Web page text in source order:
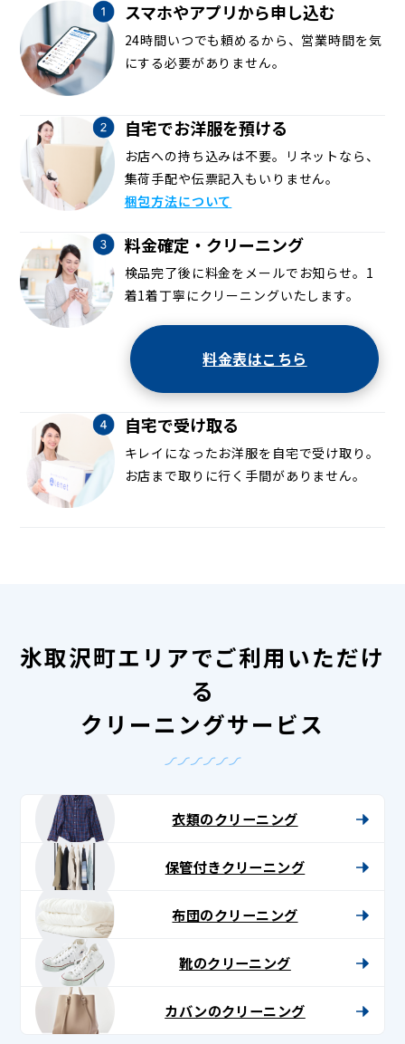
スマホやアプリから申し込む
24時間いつでも頼めるから、営業時間を気
にする必要がありません。
自宅でお洋服を預ける
お店への持ち込みは不要。リネットなら、
集荷手配や伝票記入もいりません。
梱包方法について
料金確定・クリーニング
検品完了後に料金をメールでお知らせ。1
着1着丁寧にクリーニングいたします。
料金表はこちら
自宅で受け取る
キレイになったお洋服を自宅で受け取り。
お店まで取りに行く手間がありません。
氷取沢町エリアでご利用いただけ
る
クリーニングサービス
衣類のクリーニング
保管付きクリーニング
布団のクリーニング
靴のクリーニング
カバンのクリーニング